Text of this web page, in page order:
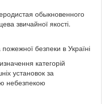
обыкновенного
звичайної якості.
безпеки в Україні
категорій
установок за
небезпекою